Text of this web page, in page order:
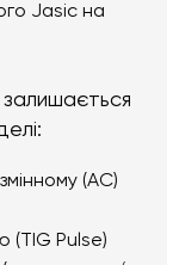
Jasic на
(AC)
(TIG Pulse)